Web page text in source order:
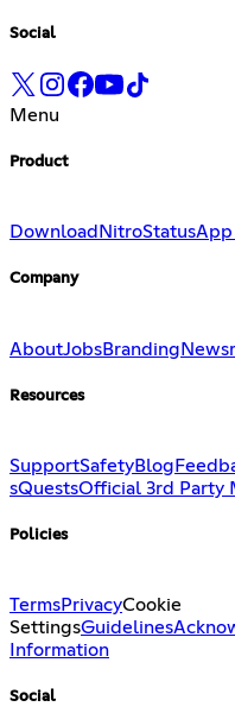
Social
Menu
Product
Download NitroStatus
Company
AboutJobsBranding
Resources
SupportSafetyBlog
sQuestsOfficial 3rd Party
Policies
TermsPrivacyCookie
SettingsGuidelines
Information
Social